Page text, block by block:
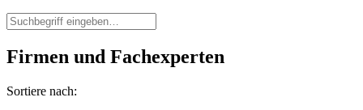
Firmen und Fachexperten
Sortiere nach: